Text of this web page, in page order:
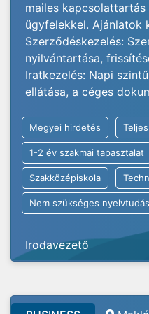
mailes kapcsolattartás
ügyfelekkel. Ajánlatok
Szerződéskezelés:
nyilvántartása,
Iratkezelés: Napi
ellátása, a céges
Megyei hirdetés
1-2 év szakmai tapasztalat
Szakközépiskola
Nem szükséges nyelvtudás
Irodavezető